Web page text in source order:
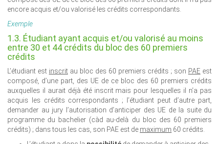
encore acquis et/ou valorisé les crédits correspondants.
Exemple
1.3. Étudiant ayant acquis et/ou valorisé au moins
entre 30 et 44 crédits du bloc des 60 premiers
crédits
L’étudiant est inscrit au bloc des 60 premiers crédits ; son PAE est
composé, d’une part, des UE de ce bloc des 60 premiers crédits
auxquelles il aurait déjà été inscrit mais pour lesquelles il n’a pas
acquis les crédits correspondants ; l’étudiant peut d’autre part,
demander au jury l’autorisation d’anticiper des UE de la suite du
programme du bachelier (càd au-delà du bloc des 60 premiers
crédits) ; dans tous les cas, son PAE est de maximum 60 crédits.